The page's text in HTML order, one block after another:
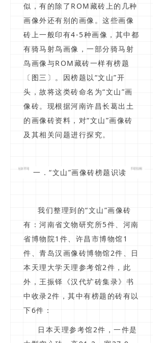
似，有的除了ROM藏砖上的几种
画像外还有别的画像。这些画像
砖上一般印有4-5种画像，其中都
有骑马射鸟画像，一部分骑马射
鸟画像与ROM藏砖一样有榜题
〔图三〕。因榜题以“文山”开
头，故将这类砖命名为“文山”画
像砖。现根据河南许昌长葛出土
的画像砖资料，对“文山”画像砖
及其相关问题进行探究。
一．“文山”画像砖榜题识读
我们整理到的“文山”画像砖
有：河南省文物研究所5件、河南
省博物院1件、许昌市博物馆1
件、青岛汉画像砖博物馆2件、日
本天理大学天理参考馆2件，此
外，王振铎《汉代圹砖集录》书
中收录2件，其中有榜题的砖有以
下6件：
日本天理参考馆2件，一件是